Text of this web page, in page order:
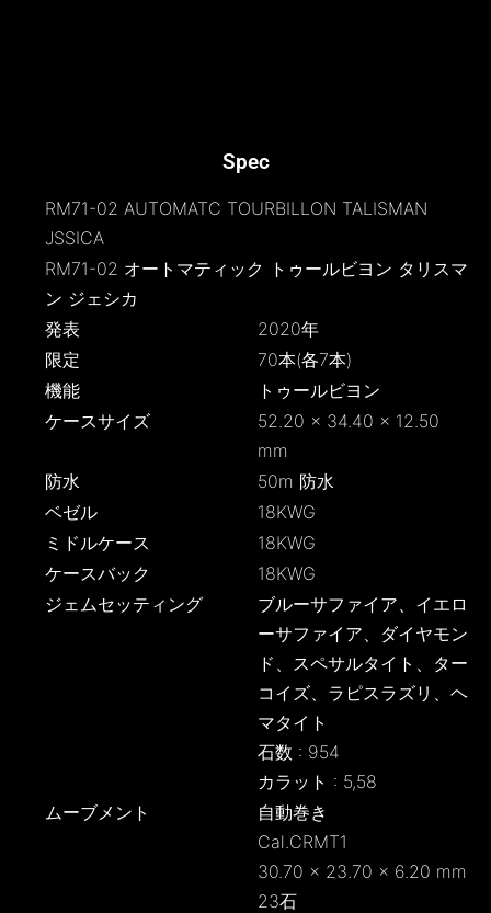
Spec
RM71-02 AUTOMATC TOURBILLON TALISMAN
JSSICA
RM71-02 オートマティック トゥールビヨン タリスマ
ン ジェシカ
発表
2020年
限定
70本(各7本)
機能
トゥールビヨン
ケースサイズ
52.20 × 34.40 × 12.50
mm
防水
50m 防水
ベゼル
18KWG
ミドルケース
18KWG
ケースバック
18KWG
ジェムセッティング
ブルーサファイア、イエロ
ーサファイア、ダイヤモン
ド、スペサルタイト、ター
コイズ、ラピスラズリ、ヘ
マタイト
石数 : 954
カラット : 5,58
ムーブメント
自動巻き
Cal.CRMT1
30.70 × 23.70 × 6.20 mm
23石